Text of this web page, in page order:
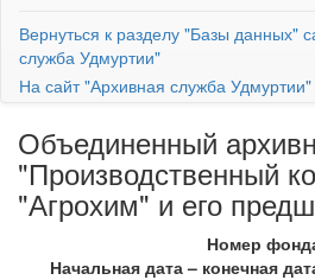
Вернуться к разделу "Базы данных"
служба Удмуртии"
На сайт "Архивная служба Удмуртии"
Объединенный
"Производственный
"Агрохим" и его
Номер
Начальная дата – конечная